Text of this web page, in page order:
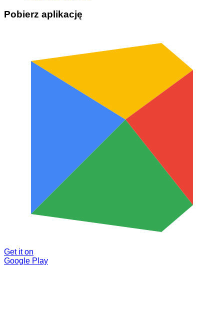
Pobierz aplikację
Get it on
Google Play